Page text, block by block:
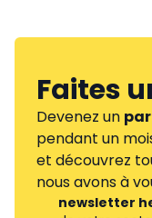
Faites
Devenez un
pendant un
et découvrez
nous avons à
newsletter